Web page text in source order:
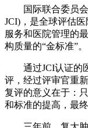
国际联合委员会
JCI)，是全球评估
服务和医院管理的
构质量的“金标准”。
通过JCI认证的医
评，经过评审官重
复评的意义在于：
和标准的提高，最